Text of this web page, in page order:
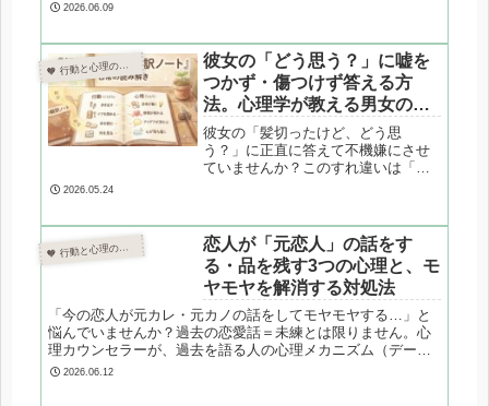
途絶える心理メカニズムと、彼に振
り回されずデートを確定させる3つの
実践的な対処法を解説します。
2026.06.09
 行動と心理の翻訳ノート
彼女の「どう思う？」に嘘を
つかず・傷つけず答える方
法。心理学が教える男女のす
れ違い解消術
彼女の「髪切ったけど、どう思
う？」に正直に答えて不機嫌にさせ
ていませんか？このすれ違いは「事
をつかずに相手の承認欲求を満た
し、自分の意見も伝える「Iメッセー
ジ」の活用法を専門的に解説しま
す。
2026.05.24
 行動と心理の翻訳ノート
恋人が「元恋人」の話をす
る・品を残す3つの心理と、モ
ヤモヤを解消する対処法
「今の恋人が元カレ・元カノの話をしてモヤモヤする…」と
悩んでいませんか？過去の恋愛話＝未練とは限りません。心
理カウンセラーが、過去を語る人の心理メカニズム（データ
としての記憶・テスト行動など）を解き明かし、過去の亡霊
2026.06.12